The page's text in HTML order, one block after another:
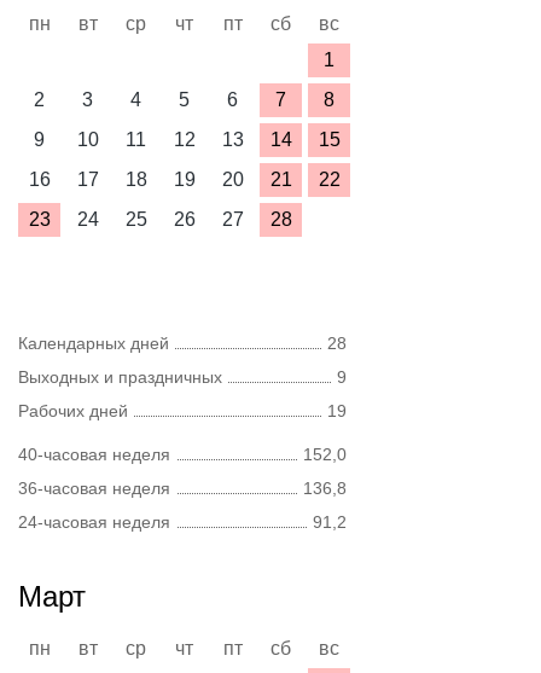
пн вт ср чт пт сб
вс
1
2
3 4 5 6 7
8
9
10 11 12 13 14
15
16
17 18 19 20 21
22
23
24 25 26 27 28
Календарных дней
28
Выходных и праздничных
9
Рабочих дней
19
40-часовая неделя
152,0
36-часовая неделя
136,8
24-часовая неделя
91,2
Март
пн вт ср чт пт сб
вс